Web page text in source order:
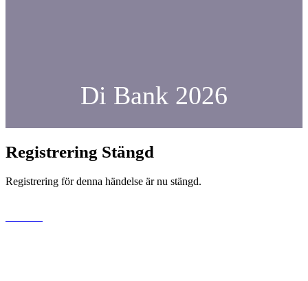
Di Bank 2026
Registrering Stängd
Registrering för denna händelse är nu stängd.